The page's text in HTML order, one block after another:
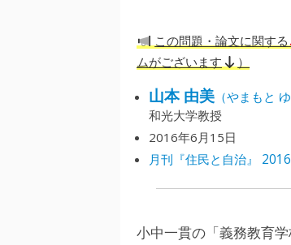
この問題・論文に関する
ムがございます
）
山本 由美 （やまもと ゆ
和光大学教授
2016年6月15日
月刊『住民と自治』
小中一貫の「義務教育